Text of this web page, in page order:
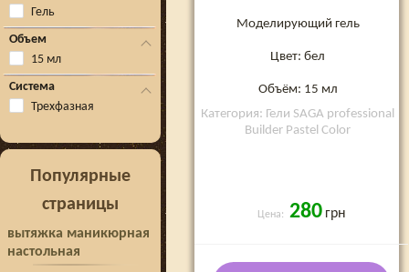
Гель
Объем
15 мл
Система
Трехфазная
Популярные
страницы
вытяжка маникюрная
настольная
Моделирующий гель
Цвет: бел
Объём: 15 мл
Категория: Гели SAGA professional
Builder Pastel Color
Цена: 280 грн